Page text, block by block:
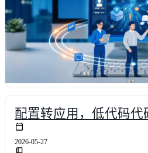
配置转应用，低代码
2026-05-27